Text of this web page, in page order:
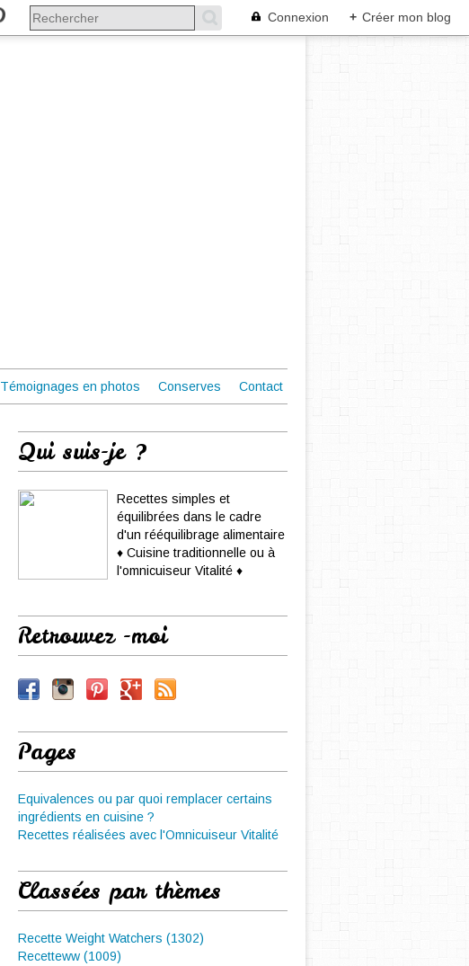
Connexion + Créer mon blog
Témoignages en photos Conserves Contact
Qui suis-je ?
Recettes simples et
équilibrées dans le cadre
d'un rééquilibrage alimentaire
♦ Cuisine traditionnelle ou à
l'omnicuiseur Vitalité ♦
Retrouvez -moi
Pages
Equivalences ou par quoi remplacer certains
ingrédients en cuisine ?
Recettes réalisées avec l'Omnicuiseur Vitalité
Classées par thèmes
Recette Weight Watchers (1302)
Recetteww (1009)